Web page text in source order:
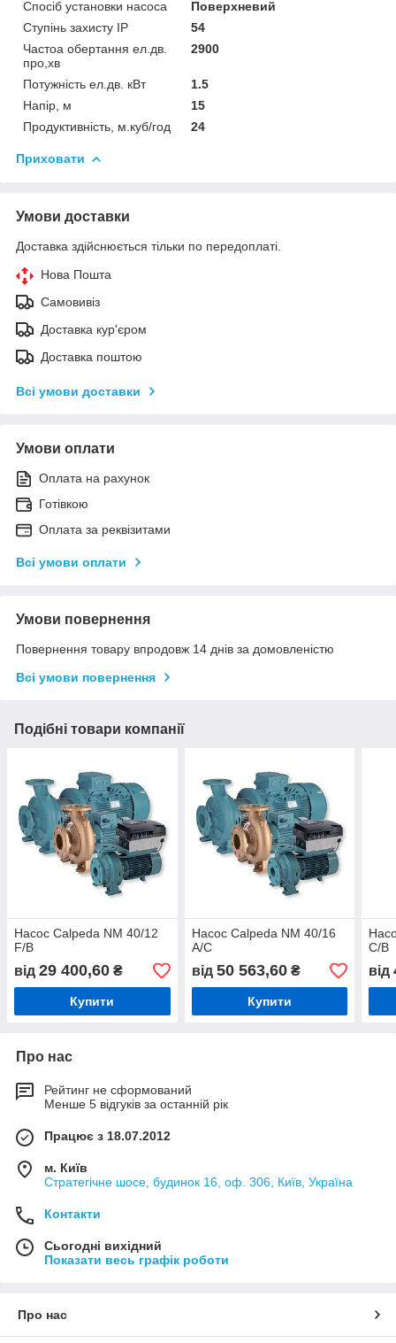
Спосіб установки насоса
Поверхневий
Ступінь захисту IP
54
Частоа обертання ел.дв.
про,хв
2900
Потужність ел.дв. кВт
1.5
Напір, м
15
Продуктивність, м.куб/год
24
Приховати
Умови доставки
Доставка здійснюється тільки по передоплаті.
Нова Пошта
Самовивіз
Доставка кур'єром
Доставка поштою
Всі умови доставки
Умови оплати
Оплата на рахунок
Готівкою
Оплата за реквізитами
Всі умови оплати
Умови повернення
Повернення товару впродовж 14 днів за домовленістю
Всі умови повернення
Подібні товари компанії
Насос Calpeda NM 40/12
F/B
від 29 400,60 ₴
Купити
Насос Calpeda NM 40/16
A/C
від 50 563,60₴
Купити
C/B
від
Про нас
Рейтинг не сформований
Менше 5 відгуків за останній рік
Працює з 18.07.2012
м. Київ
Стратегічне шосе, будинок 16, оф. 306, Київ, Україна
Контакти
Сьогодні вихідний
Показати весь графік роботи
Про нас